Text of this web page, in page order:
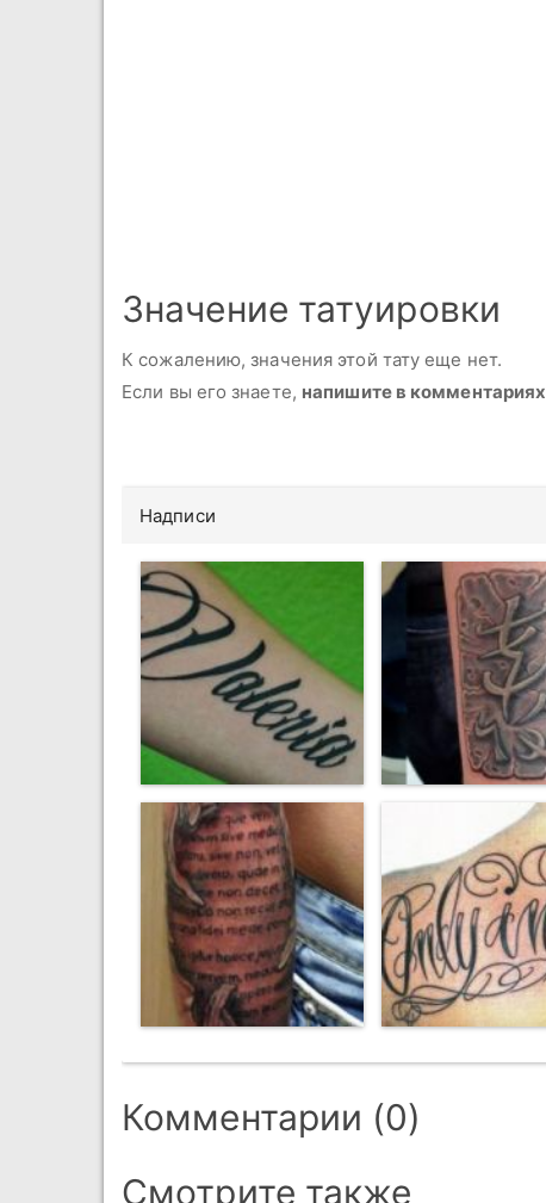
Значение татуировки
К сожалению, значения этой тату еще нет.
Если вы его знаете, напишите в комментариях
Надписи
Комментарии (0)
Смотрите также